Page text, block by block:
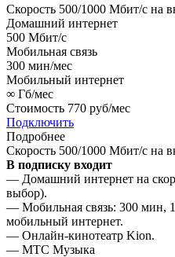
Скорость 500/1000 Мбит/с на
Домашний интернет
500 Мбит/с
Мобильная связь
300 мин/мес
Мобильный интернет
∞ Гб/мес
Стоимость 770 руб/мес
Подключить
Подробнее
Скорость 500/1000 Мбит/с на
В подписку входит
— Домашний интернет на
выбор).
— Мобильная связь: 300 мин,
мобильный интернет.
— Онлайн-кинотеатр Kion.
— МТС Музыка